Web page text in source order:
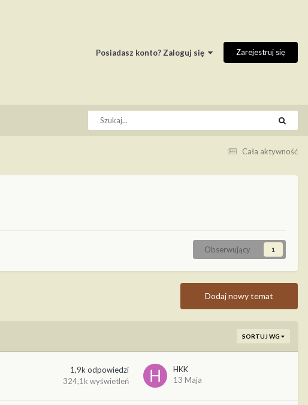
Posiadasz konto? Zaloguj się Zarejestruj się
Cała aktywność
Obserwujący 1
Dodaj nowy temat
SORTUJ WG
1,9k odpowiedzi
324,1k wyświetleń
HKK
13 Maja